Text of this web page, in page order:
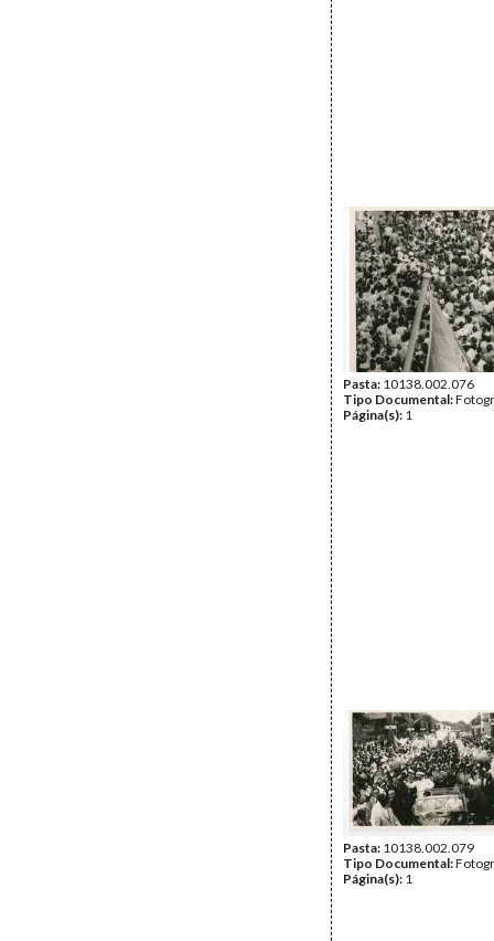
Pasta: 10138.002.076
Tipo Documental:
Página(s): 1
Pasta: 10138.002.079
Tipo Documental:
Página(s): 1